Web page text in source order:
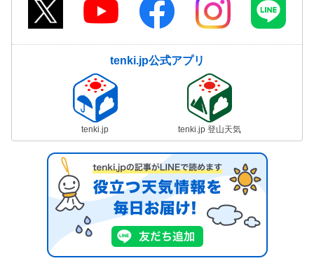
tenki.jp公式アプリ
tenki.jp tenki.jp 登山天気